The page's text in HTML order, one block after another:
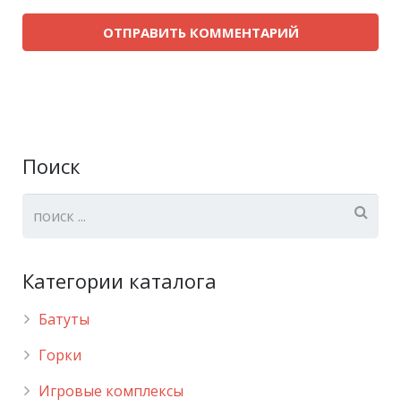
Поиск
Категории каталога
Батуты
Горки
Игровые комплексы